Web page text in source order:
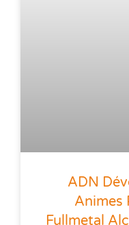
ADN
Animes
Fullmetal